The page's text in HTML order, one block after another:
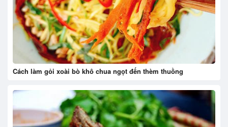
Cách làm gỏi xoài bò khô chua ngọt đến thèm thuồng